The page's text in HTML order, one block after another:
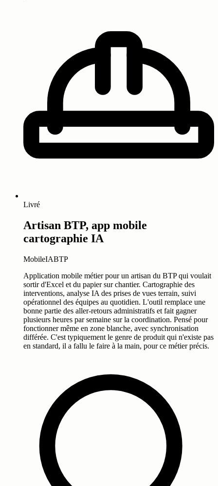
Livré
Artisan BTP, app mobile
cartographie IA
MobileIABTP
Application mobile métier pour un artisan du BTP qui voulait
sortir d'Excel et du papier sur chantier. Cartographie des
interventions, analyse IA des prises de vues terrain, suivi
opérationnel des équipes au quotidien. L'outil remplace une
bonne partie des aller-retours administratifs et fait gagner
plusieurs heures par semaine sur la coordination. Pensé pour
fonctionner même en zone blanche, avec synchronisation
différée. C'est typiquement le genre de produit qui n'existe pas
en standard, il a fallu le faire à la main, pour ce métier précis.